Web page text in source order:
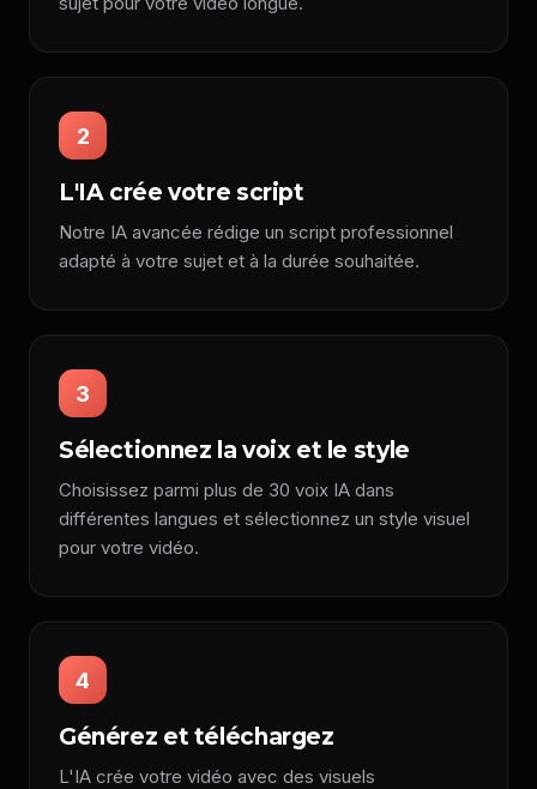
2
L'IA crée votre script
Notre IA avancée rédige un script professionnel
adapté à votre sujet et à la durée souhaitée.
3
Sélectionnez la voix et le style
Choisissez parmi plus de 30 voix IA dans
différentes langues et sélectionnez un style visuel
pour votre vidéo.
4
Générez et téléchargez
L'IA crée votre vidéo avec des visuels